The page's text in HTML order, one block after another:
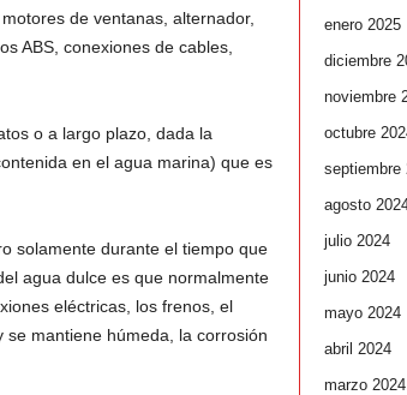
de ventanas, alternador,
ABS, conexiones de cables,
o a largo plazo, dada la
en el agua marina) que es
solamente durante el tiempo que
agua dulce es que normalmente
eléctricas, los frenos, el
mantiene húmeda, la corrosión
enero 2025
diciembre
noviembre
octubre
septiembre
agosto
julio 2024
junio 2024
mayo 2024
abril 2024
marzo 2024